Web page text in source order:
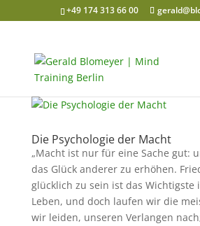
+49 174 313 66 00
Die Psychologie der Macht
„Macht ist nur für eine Sache gut:
das Glück anderer zu erhöhen.
glücklich zu sein ist das Wichtigste
Leben, und doch laufen wir die
wir leiden, unseren Verlangen